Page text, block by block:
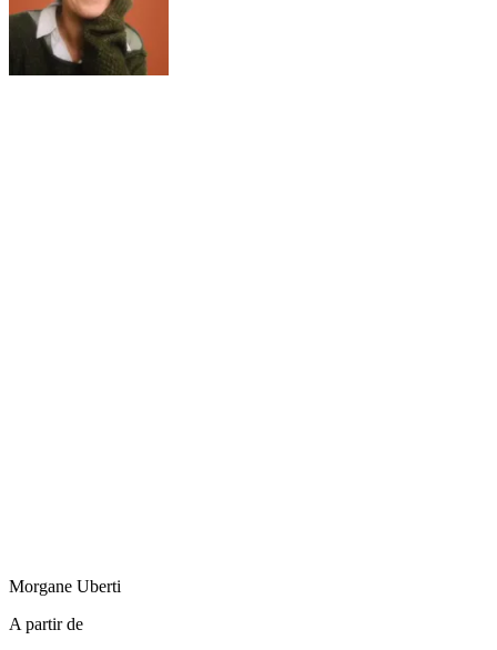
Morgane Uberti
A partir de